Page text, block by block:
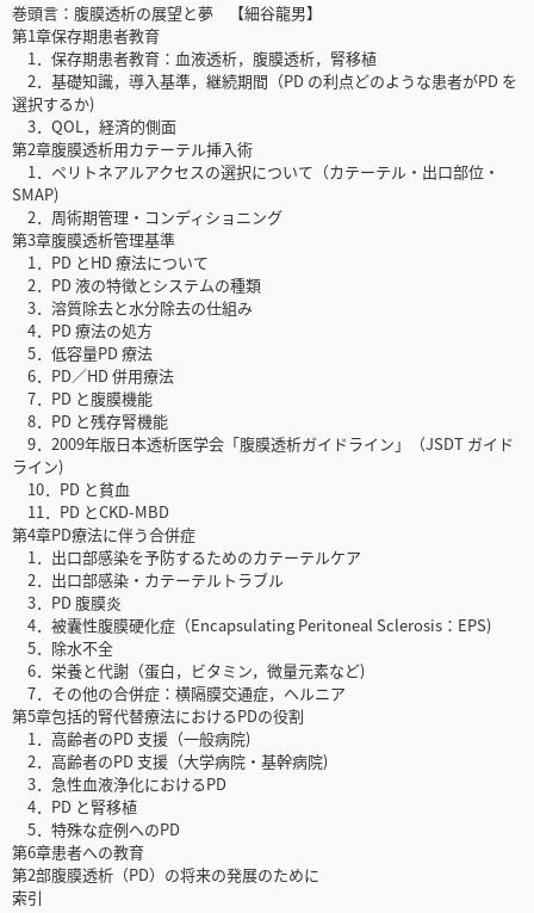
巻頭言：腹膜透析の展望と夢 【細谷龍男】
第1章保存期患者教育
1．保存期患者教育：血液透析，腹膜透析，腎移植
2．基礎知識，導入基準，継続期間（PD の利点どのような患者がPD を
選択するか)
3．QOL，経済的側面
第2章腹膜透析用カテーテル挿入術
1．ペリトネアルアクセスの選択について（カテーテル・出口部位・
SMAP)
2．周術期管理・コンディショニング
第3章腹膜透析管理基準
1．PD とHD 療法について
2．PD 液の特徴とシステムの種類
3．溶質除去と水分除去の仕組み
4．PD 療法の処方
5．低容量PD 療法
6．PD／HD 併用療法
7．PD と腹膜機能
8．PD と残存腎機能
9．2009年版日本透析医学会「腹膜透析ガイドライン」（JSDT ガイド
ライン)
10．PD と貧血
11．PD とCKD-MBD
第4章PD療法に伴う合併症
1．出口部感染を予防するためのカテーテルケア
2．出口部感染・カテーテルトラブル
3．PD 腹膜炎
4．被囊性腹膜硬化症（Encapsulating Peritoneal Sclerosis：EPS)
5．除水不全
6．栄養と代謝（蛋白，ビタミン，微量元素など)
7．その他の合併症：横隔膜交通症，ヘルニア
第5章包括的腎代替療法におけるPDの役割
1．高齢者のPD 支援（一般病院)
2．高齢者のPD 支援（大学病院・基幹病院)
3．急性血液浄化におけるPD
4．PD と腎移植
5．特殊な症例へのPD
第6章患者への教育
第2部腹膜透析（PD）の将来の発展のために
索引